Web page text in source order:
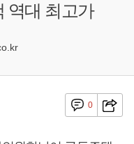
역대 최고가
0